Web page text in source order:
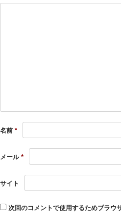
名前 *
メール *
サイト
次回のコメントで使用するためブラウ